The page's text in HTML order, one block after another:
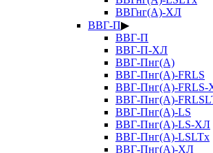
ВВГнг(А)-ХЛ
ВВГ-П▶
ВВГ-П
ВВГ-П-ХЛ
ВВГ-Пнг(А)
ВВГ-Пнг(А)-FRLS
ВВГ-Пнг(А)-FRLS-
ВВГ-Пнг(А)-
ВВГ-Пнг(А)-LS
ВВГ-Пнг(А)-LS-ХЛ
ВВГ-Пнг(А)-LSLTx
ВВГ-Пнг(А)-ХЛ